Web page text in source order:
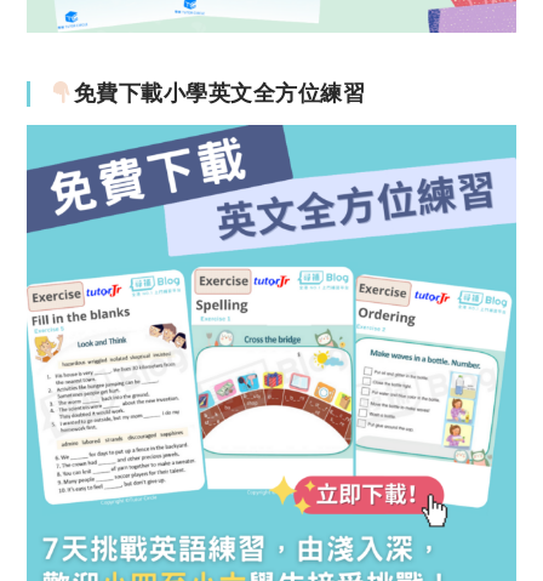
免費下載小學英文全方位練習